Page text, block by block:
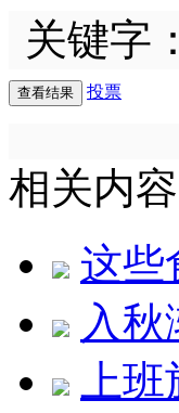
关键字：
投票
相关内
这些
入
上